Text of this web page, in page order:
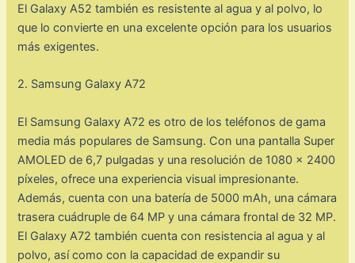
El Galaxy A52 también es resistente al agua y al polvo, lo
que lo convierte en una excelente opción para los usuarios
más exigentes.
2. Samsung Galaxy A72
El Samsung Galaxy A72 es otro de los teléfonos de gama
media más populares de Samsung. Con una pantalla Super
AMOLED de 6,7 pulgadas y una resolución de 1080 x 2400
píxeles, ofrece una experiencia visual impresionante.
Además, cuenta con una batería de 5000 mAh, una cámara
trasera cuádruple de 64 MP y una cámara frontal de 32 MP.
El Galaxy A72 también cuenta con resistencia al agua y al
polvo, así como con la capacidad de expandir su